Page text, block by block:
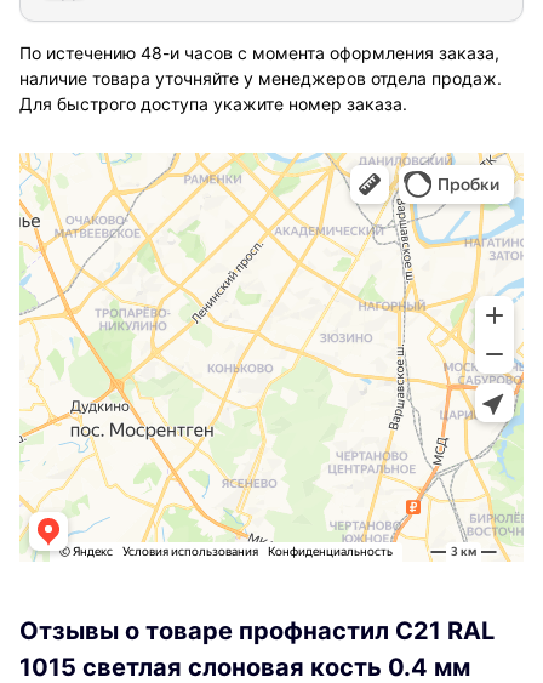
По истечению 48-и часов с момента оформления заказа,
наличие товара уточняйте у менеджеров отдела продаж.
Для быстрого доступа укажите номер заказа.
Отзывы о товаре профнастил С21 RAL
1015 светлая слоновая кость 0.4 мм